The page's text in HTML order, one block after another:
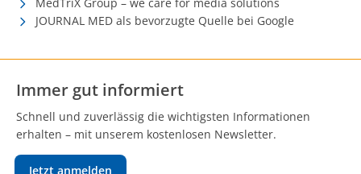
JOURNAL MED als bevorzugte Quelle bei Google
Immer gut informiert
Schnell und zuverlässig die wichtigsten Informationen
erhalten – mit unserem kostenlosen Newsletter.
Jetzt anmelden